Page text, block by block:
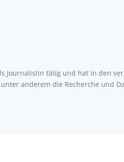
Journalistin tätig und hat in den
anderem die Recherche und